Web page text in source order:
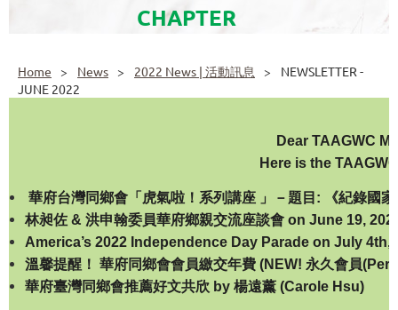
CHAPTER
Home News 2022 News | 活動訊息
NEWSLETTER -
JUNE 2022
Dear TAAGWC
Here is the
華府台灣同鄉會「虎氣啦！系列講座 」－ 題目 :
《紀錄國
林昶佐 & 洪申翰委員華府鄉親交流座談會 on June 19,
America’s 2022 Independence Day Parade on July 4th,
溫馨提醒！ 華府同鄉會會員繳交年費 (NEW! 永久會員
華府臺灣同鄉會推薦好文共欣 by 楊遠薰 (Carole Hsu)